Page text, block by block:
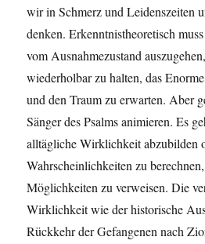
wir in Schmerz und Leidenszeiten
denken. Erkenntnistheoretisch
vom Ausnahmezustand
wiederholbar zu halten, das
und den Traum zu erwarten. Aber
Sänger des Psalms animieren. Es
alltägliche Wirklichkeit abzubilden
Wahrscheinlichkeiten zu
Möglichkeiten zu verweisen. Die
Wirklichkeit wie der historische
Rückkehr der Gefangenen nach